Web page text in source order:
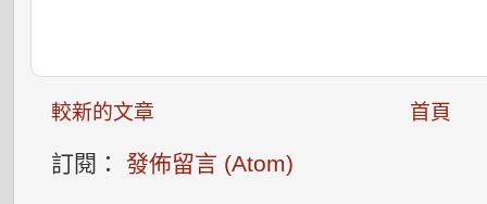
較新的文章 首頁
訂閱： 發佈留言 (Atom)